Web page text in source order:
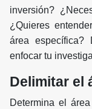
inversión?
¿Quieres
área específica?
enfocar tu
Delimitar el
Determina el